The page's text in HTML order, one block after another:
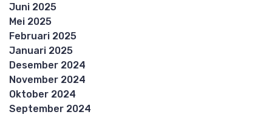
Juni 2025
Mei 2025
Februari 2025
Januari 2025
Desember 2024
November 2024
Oktober 2024
September 2024